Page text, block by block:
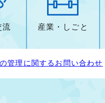
流 産業・しごと
管理に関するお問い合わせ